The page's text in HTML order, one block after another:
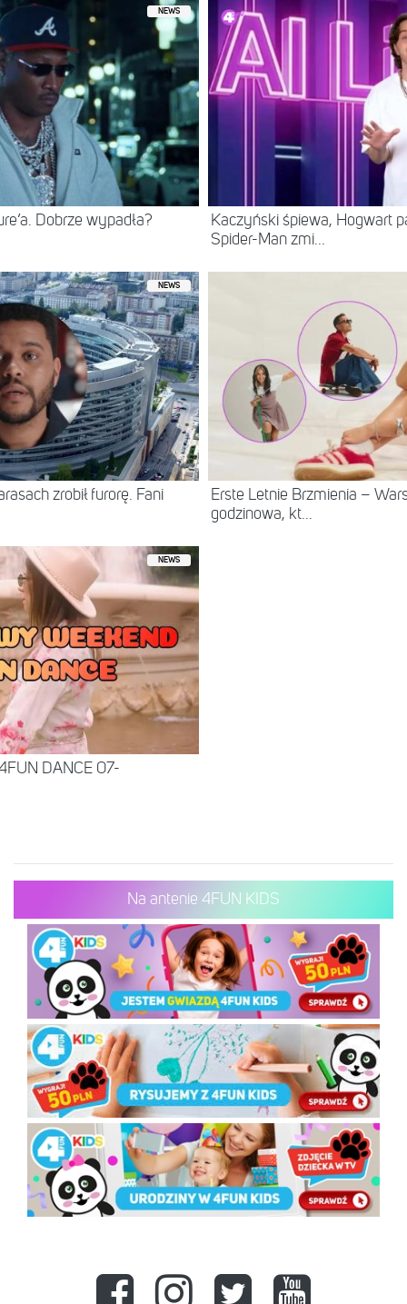
NEWS
Dobrze wypadła?
Kaczyński śpiewa, Hogwart
Spider-Man zmi...
NEWS
zrobił furorę. Fani
Erste Letnie Brzmienia –
godzinowa, kt...
NEWS
DANCE 07-
Na antenie 4FUN KIDS